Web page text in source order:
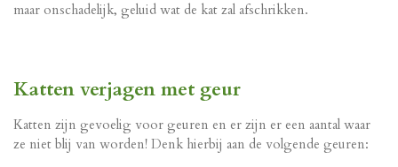
maar onschadelijk, geluid wat de kat zal afschrikken.
Katten verjagen met geur
Katten zijn gevoelig voor geuren en er zijn er een aantal waar
ze niet blij van worden! Denk hierbij aan de volgende geuren: